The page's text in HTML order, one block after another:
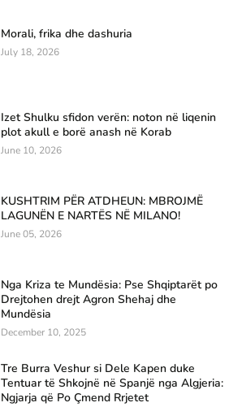
Morali, frika dhe dashuria
July 18, 2026
Izet Shulku sfidon verën: noton në liqenin
plot akull e borë anash në Korab
June 10, 2026
KUSHTRIM PËR ATDHEUN: MBROJMË
LAGUNËN E NARTËS NË MILANO!
June 05, 2026
Nga Kriza te Mundësia: Pse Shqiptarët po
Drejtohen drejt Agron Shehaj dhe
Mundësia
December 10, 2025
Tre Burra Veshur si Dele Kapen duke
Tentuar të Shkojnë në Spanjë nga Algjeria:
Ngjarja që Po Çmend Rrjetet